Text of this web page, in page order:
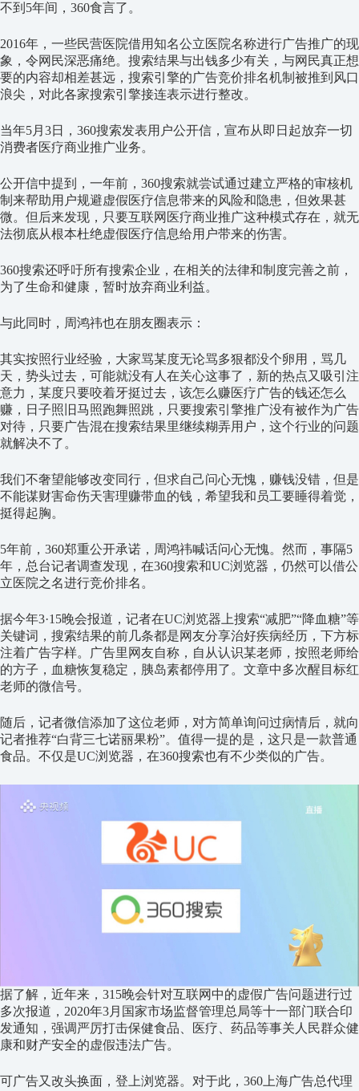
不到5年间，360食言了。
2016年，一些民营医院借用知名公立医院名称进行广告推广的现
象，令网民深恶痛绝。搜索结果与出钱多少有关，与网民真正想
要的内容却相差甚远，搜索引擎的广告竞价排名机制被推到风口
浪尖，对此各家搜索引擎接连表示进行整改。
当年5月3日，360搜索发表用户公开信，宣布从即日起放弃一切
消费者医疗商业推广业务。
公开信中提到，一年前，360搜索就尝试通过建立严格的审核机
制来帮助用户规避虚假医疗信息带来的风险和隐患，但效果甚
微。但后来发现，只要互联网医疗商业推广这种模式存在，就无
法彻底从根本杜绝虚假医疗信息给用户带来的伤害。
360搜索还呼吁所有搜索企业，在相关的法律和制度完善之前，
为了生命和健康，暂时放弃商业利益。
与此同时，周鸿祎也在朋友圈表示：
其实按照行业经验，大家骂某度无论骂多狠都没个卵用，骂几
天，势头过去，可能就没有人在关心这事了，新的热点又吸引注
意力，某度只要咬着牙挺过去，该怎么赚医疗广告的钱还怎么
赚，日子照旧马照跑舞照跳，只要搜索引擎推广没有被作为广告
对待，只要广告混在搜索结果里继续糊弄用户，这个行业的问题
就解决不了。
我们不奢望能够改变同行，但求自己问心无愧，赚钱没错，但是
不能谋财害命伤天害理赚带血的钱，希望我和员工要睡得着觉，
挺得起胸。
5年前，360郑重公开承诺，周鸿祎喊话问心无愧。然而，事隔5
年，总台记者调查发现，在360搜索和UC浏览器，仍然可以借公
立医院之名进行竞价排名。
据今年3·15晚会报道，记者在UC浏览器上搜索“减肥”“降血糖”等
关键词，搜索结果的前几条都是网友分享治好疾病经历，下方标
注着广告字样。广告里网友自称，自从认识某老师，按照老师给
的方子，血糖恢复稳定，胰岛素都停用了。文章中多次醒目标红
老师的微信号。
随后，记者微信添加了这位老师，对方简单询问过病情后，就向
记者推荐“白背三七诺丽果粉”。值得一提的是，这只是一款普通
食品。不仅是UC浏览器，在360搜索也有不少类似的广告。
据了解，近年来，315晚会针对互联网中的虚假广告问题进行过
多次报道，2020年3月国家市场监督管理总局等十一部门联合印
发通知，强调严厉打击保健食品、医疗、药品等事关人民群众健
康和财产安全的虚假违法广告。
可广告又改头换面，登上浏览器。对于此，360上海广告总代理